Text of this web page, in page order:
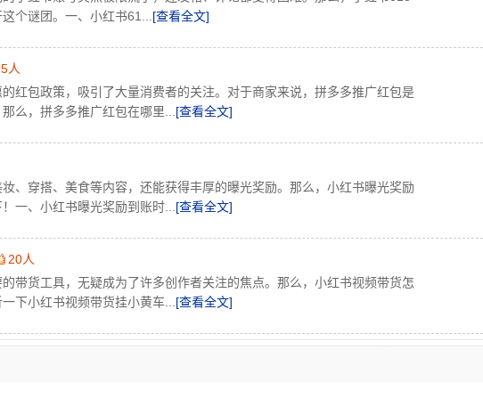
个谜团。一、小红书61...[查看全文]
人
红包政策，吸引了大量消费者的关注。对于商家来说，拼多多推广红包是
么，拼多多推广红包在哪里...[查看全文]
、穿搭、美食等内容，还能获得丰厚的曝光奖励。那么，小红书曝光奖励
一、小红书曝光奖励到账时...[查看全文]
20人
带货工具，无疑成为了许多创作者关注的焦点。那么，小红书视频带货怎
下小红书视频带货挂小黄车...[查看全文]